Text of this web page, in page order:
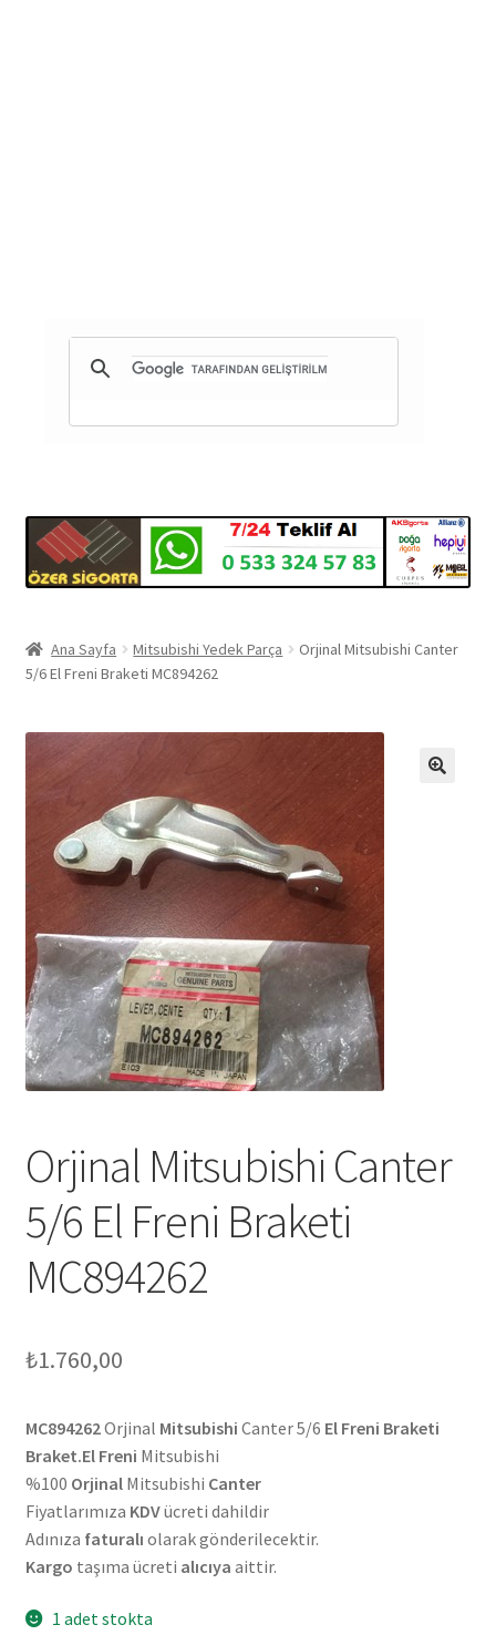
Ana Sayfa Mitsubishi Yedek Parça
Orjinal Mitsubishi Canter
5/6 El Freni Braketi MC894262
Orjinal Mitsubishi Canter
5/6 El Freni Braketi
MC894262
₺1.760,00
MC894262Orjinal Mitsubishi Canter 5/6 El Freni Braketi
Braket.El Freni Mitsubishi
%100 OrjinalMitsubishi Canter
Fiyatlarımıza KDVücreti dahildir
Adınıza faturalı olarak gönderilecektir.
Kargo taşıma ücreti alıcıya aittir.
1 adet stokta